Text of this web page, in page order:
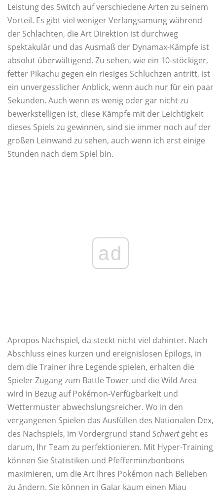
Leistung des Switch auf verschiedene Arten zu seinem
Vorteil. Es gibt viel weniger Verlangsamung während
der Schlachten, die Art Direktion ist durchweg
spektakulär und das Ausmaß der Dynamax-Kämpfe ist
absolut überwältigend. Zu sehen, wie ein 10-stöckiger,
fetter Pikachu gegen ein riesiges Schluchzen antritt, ist
ein unvergesslicher Anblick, wenn auch nur für ein paar
Sekunden. Auch wenn es wenig oder gar nicht zu
bewerkstelligen ist, diese Kämpfe mit der Leichtigkeit
dieses Spiels zu gewinnen, sind sie immer noch auf der
großen Leinwand zu sehen, auch wenn ich erst einige
Stunden nach dem Spiel bin.
ad
Apropos Nachspiel, da steckt nicht viel dahinter. Nach
Abschluss eines kurzen und ereignislosen Epilogs, in
dem die Trainer ihre Legende spielen, erhalten die
Spieler Zugang zum Battle Tower und die Wild Area
wird in Bezug auf Pokémon-Verfügbarkeit und
Wettermuster abwechslungsreicher. Wo in den
vergangenen Spielen das Ausfüllen des Nationalen Dex,
des Nachspiels, im Vordergrund stand Schwertgeht es
darum, Ihr Team zu perfektionieren. Mit Hyper-Training
können Sie Statistiken und Pfefferminzbonbons
maximieren, um die Art Ihres Pokémon nach Belieben
zu ändern. Sie können in Galar kaum einen Miau